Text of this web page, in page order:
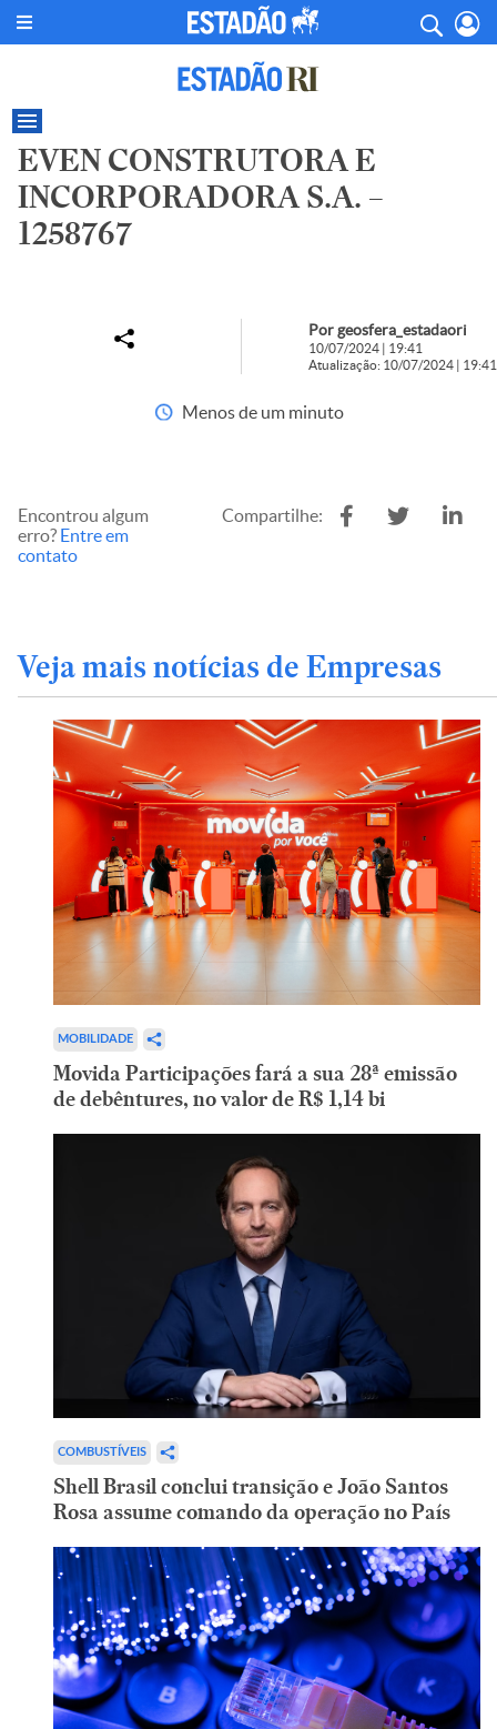
EVEN CONSTRUTORA E
INCORPORADORA S.A. –
1258767
Por geosfera_estadaori
10/07/2024 | 19:41
Atualização: 10/07/2024 | 19:41
Menos de um minuto
Encontrou algum
erro? Entre em
contato
Compartilhe:
Veja mais notícias de Empresas
MOBILIDADE
Movida Participações fará a sua 28ª emissão
de debêntures, no valor de R$ 1,14 bi
COMBUSTÍVEIS
Shell Brasil conclui transição e João Santos
Rosa assume comando da operação no País